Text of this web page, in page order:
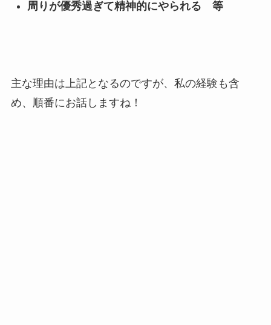
周りが優秀過ぎて精神的にやられる 等
主な理由は上記となるのですが、私の経験も含
め、順番にお話しますね！